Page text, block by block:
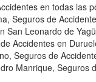
en todas las
Seguros de
San Leonardo de
Accidentes en
Seguros de
Manrique, Seguros